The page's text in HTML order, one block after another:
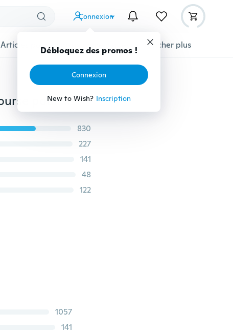
Connexion
Débloquez des promos !
Connexion
New to Wish? Inscription
Articles pour animaux domestiques Afficher plus
Chaussures de mode pour hommes Chaussures de course pour hommes Chaussures d'été en plein air pour femmes Chaussures de sport pour couples pour hommes Baskets (Taille36-44,3 Couleur)
830
227
141
48
122
1057
141